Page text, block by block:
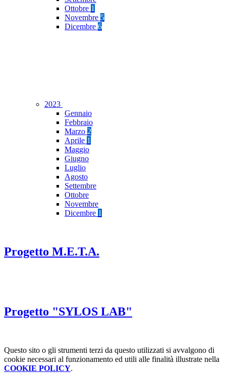
Ottobre 1
Novembre 5
Dicembre 6
2023
Gennaio
Febbraio
Marzo 2
Aprile 1
Maggio
Giugno
Luglio
Agosto
Settembre
Ottobre
Novembre
Dicembre 1
Progetto M.E.T.A.
Progetto "SYLOS LAB"
Questo sito o gli strumenti terzi da questo utilizzati si avvalgono di
cookie necessari al funzionamento ed utili alle finalità illustrate nella
COOKIE POLICY.